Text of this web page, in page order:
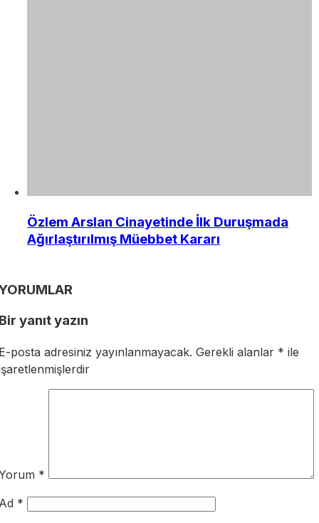
Özlem Arslan Cinayetinde İlk Duruşmada
Ağırlaştırılmış Müebbet Kararı
yanıt yazın
posta adresiniz yayınlanmayacak. Gerekli alanlar * ile
*
*